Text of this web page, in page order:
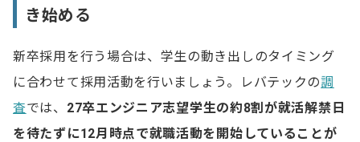
き始める
新卒採用を行う場合は、学生の動き出しのタイミング
に合わせて採用活動を行いましょう。レバテックの調
査では、 27卒エンジニア志望学生の約8割が就活解禁日
を待たずに12月時点で就職活動を開始していることが